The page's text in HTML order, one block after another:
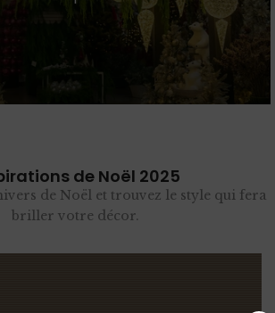
de Noël 2025
de Noël et trouvez le style qui fera
briller votre décor.